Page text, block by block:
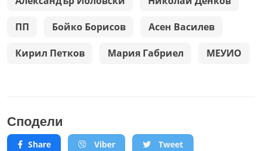
ПП Бойко Борисов Асен Василев
Кирил Петков Мария Габриел МЕУИО
Сподели
Share Viber
Tweet